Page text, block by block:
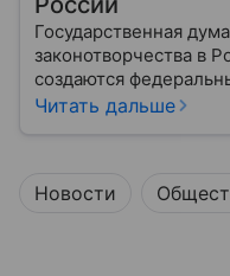
Государственная
законотворчества в
создаются
жизни каждого
Читать дальше
Новости